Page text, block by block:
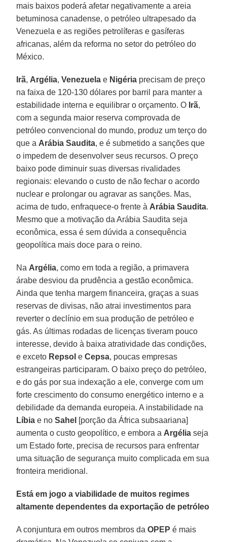
mais baixos poderá afetar negativamente a areia
betuminosa canadense, o petróleo ultrapesado da
Venezuela e as regiões petrolíferas e gasíferas
africanas, além da reforma no setor do petróleo do
México.
Irã, Argélia,Venezuela e Nigéria precisam de preço
na faixa de 120-130 dólares por barril para manter a
estabilidade interna e equilibrar o orçamento. O Irã,
com a segunda maior reserva comprovada de
petróleo convencional do mundo, produz um terço do
que a Arábia Saudita, e é submetido a sanções que
o impedem de desenvolver seus recursos. O preço
baixo pode diminuir suas diversas rivalidades
regionais: elevando o custo de não fechar o acordo
nuclear e prolongar ou agravar as sanções. Mas,
acima de tudo, enfraquece-o frente à Arábia Saudita.
Mesmo que a motivação da Arábia Saudita seja
econômica, essa é sem dúvida a consequência
geopolítica mais doce para o reino.
Na Argélia, como em toda a região, a primavera
árabe desviou da prudência a gestão econômica.
Ainda que tenha margem financeira, graças a suas
reservas de divisas, não atrai investimentos para
reverter o declínio em sua produção de petróleo e
gás. As últimas rodadas de licenças tiveram pouco
interesse, devido à baixa atratividade das condições,
e exceto Repsol eCepsa, poucas empresas
estrangeiras participaram. O baixo preço do petróleo,
e do gás por sua indexação a ele, converge com um
forte crescimento do consumo energético interno e a
debilidade da demanda europeia. A instabilidade na
Líbia e noSahel [porção da África subsaariana]
aumenta o custo geopolítico, e embora a Argélia seja
um Estado forte, precisa de recursos para enfrentar
uma situação de segurança muito complicada em sua
fronteira meridional.
Está em jogo a viabilidade de muitos regimes
altamente dependentes da exportação de petróleo
A conjuntura em outros membros daOPEP é mais